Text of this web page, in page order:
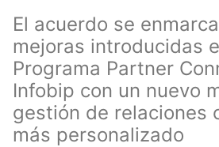
El acuerdo se
mejoras introducidas
Programa Partner
Infobip con un nuevo
gestión de relaciones
más personalizado